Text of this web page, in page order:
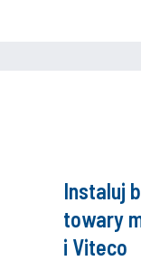
Instaluj
towary
i Viteco